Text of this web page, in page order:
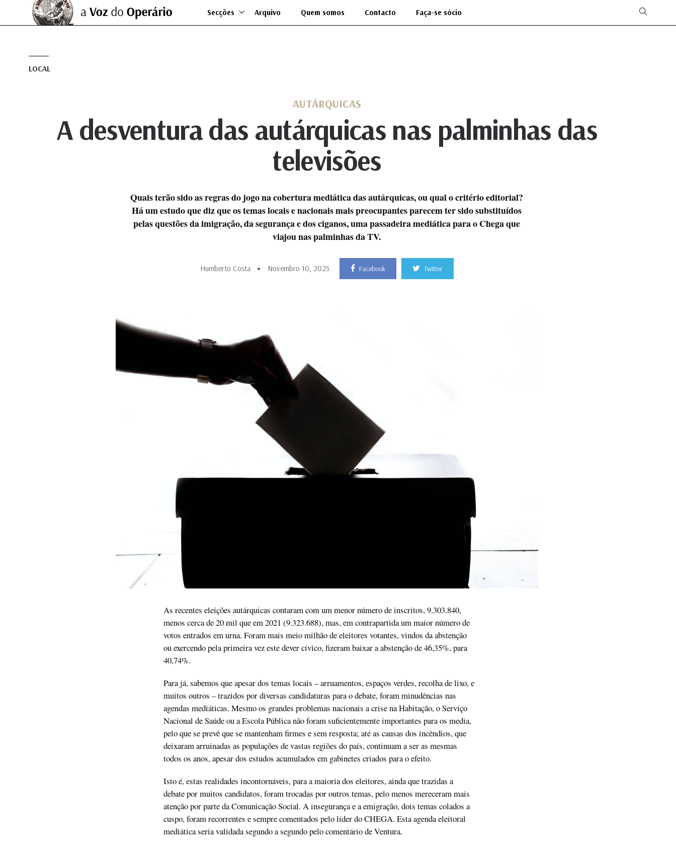
Secções Arquivo Quem somos Contacto Faça-se sócio
LOCAL
AUTÁRQUICAS
A desventura das autárquicas nas palminhas das
televisões
Quais terão sido as regras do jogo na cobertura mediática das autárquicas, ou qual o critério editorial?
Há um estudo que diz que os temas locais e nacionais mais preocupantes parecem ter sido substituídos
pelas questões da imigração, da segurança e dos ciganos, uma passadeira mediática para o Chega que
viajou nas palminhas da TV.
Humberto Costa Novembro 10, 2025 Facebook Twitter
As recentes eleições autárquicas contaram com um menor número de inscritos, 9.303.840,
menos cerca de 20 mil que em 2021 (9.323.688), mas, em contrapartida um maior número de
votos entrados em urna. Foram mais meio milhão de eleitores votantes, vindos da abstenção
ou exercendo pela primeira vez este dever cívico, fizeram baixar a abstenção de 46,35%, para
40,74%.
Para já, sabemos que apesar dos temas locais – arruamentos, espaços verdes, recolha de lixo, e
muitos outros – trazidos por diversas candidaturas para o debate, foram minudências nas
agendas mediáticas. Mesmo os grandes problemas nacionais a crise na Habitação, o Serviço
Nacional de Saúde ou a Escola Pública não foram suficientemente importantes para os media,
pelo que se prevê que se mantenham firmes e sem resposta; até as causas dos incêndios, que
deixaram arruinadas as populações de vastas regiões do país, continuam a ser as mesmas
todos os anos, apesar dos estudos acumulados em gabinetes criados para o efeito.
Isto é, estas realidades incontornáveis, para a maioria dos eleitores, ainda que trazidas a
debate por muitos candidatos, foram trocadas por outros temas, pelo menos mereceram mais
atenção por parte da Comunicação Social. A insegurança e a emigração, dois temas colados a
cuspo, foram recorrentes e sempre comentados pelo líder do CHEGA. Esta agenda eleitoral
mediática seria validada segundo a segundo pelo comentário de Ventura.